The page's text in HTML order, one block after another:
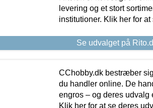
levering og et stort
institutioner. Klik her for
Se udvalget på
CChobby.dk bestræber
du handler online. De
engros – og deres udvalg
Klik her for at se deres